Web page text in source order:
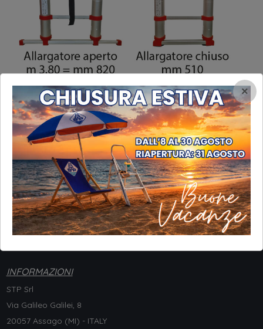
compact accessori
compact accessori
INFORMAZIONI
STP Srl
Via Galileo Galilei, 8
20057 Assago (MI) - ITALY
×